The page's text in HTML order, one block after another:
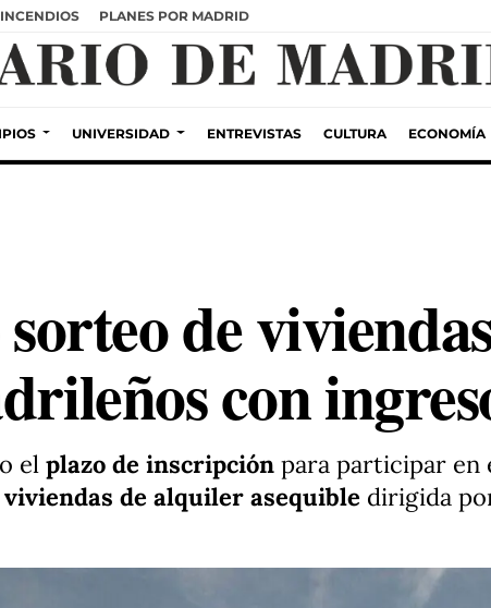
PLANES POR MADRID
UNIVERSIDAD ENTREVISTAS CULTURA ECONOMÍA
de
con
el plazo de inscripción para participar en
de alquiler asequible dirigida